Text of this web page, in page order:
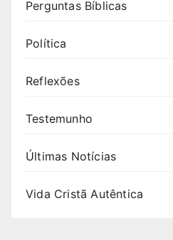
Perguntas Bíblicas
Política
Reflexões
Testemunho
Últimas Notícias
Vida Cristã Autêntica